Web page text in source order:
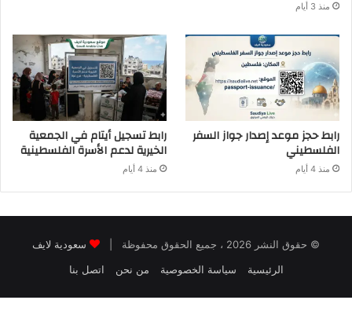
منذ 3 أيام
رابط حجز موعد إصدار جواز السفر
الفلسطيني
منذ 4 أيام
رابط تسجيل أيتام في الجمعية
الخيرية لدعم الأسرة الفلسطينية
منذ 4 أيام
© حقوق النشر 2026 ، جميع الحقوق محفوظة |
سعودية لايف
الرئيسية
سياسة الخصوصية من نحن اتصل بنا